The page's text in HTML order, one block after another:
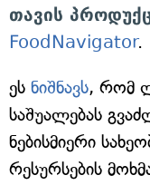
თავის
FoodNavigator.
ეს ნიშნავს, რომ
საშუალებას
ნებისმიერი
რესურსების